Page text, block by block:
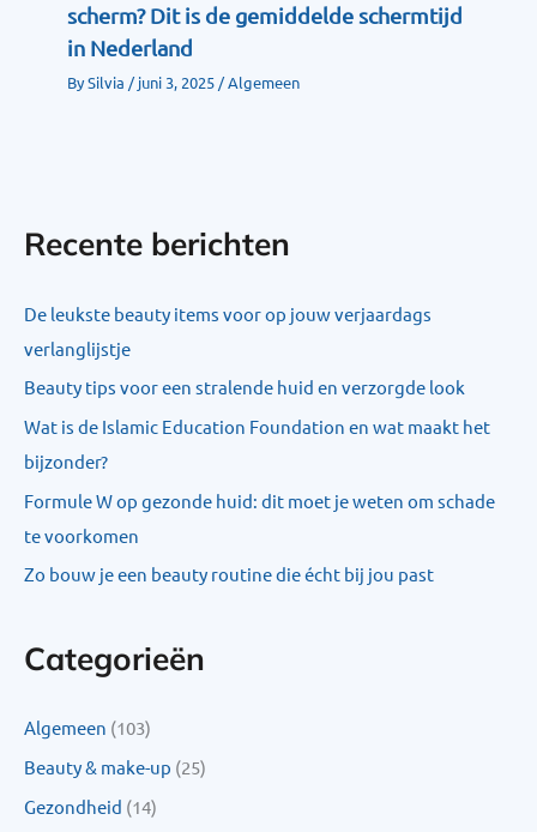
scherm? Dit is de gemiddelde schermtijd
in Nederland
BySilvia /juni 3, 2025 /Algemeen
Recente berichten
De leukste beauty items voor op jouw verjaardags
verlanglijstje
Beauty tips voor een stralende huid en verzorgde look
Wat is de Islamic Education Foundation en wat maakt het
bijzonder?
Formule W op gezonde huid: dit moet je weten om schade
te voorkomen
Zo bouw je een beauty routine die écht bij jou past
Categorieën
Algemeen (103)
Beauty & make-up (25)
Gezondheid (14)